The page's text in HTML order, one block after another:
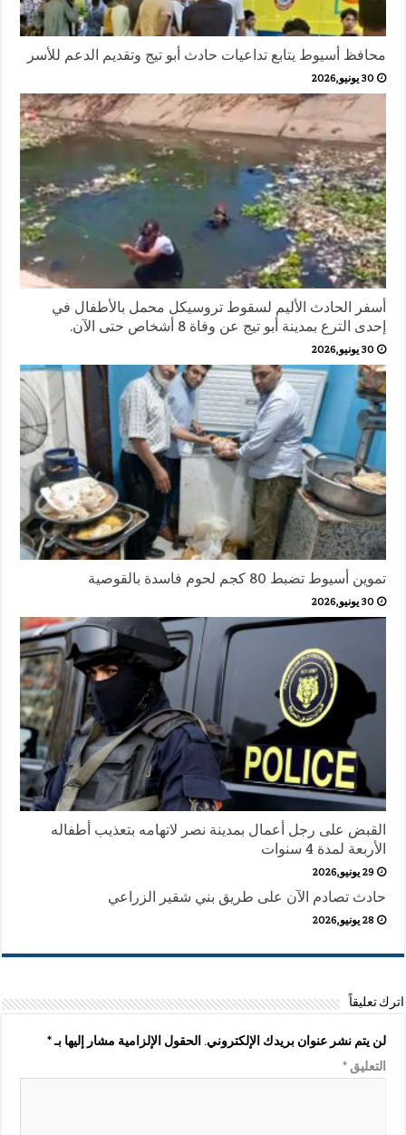
محافظ أسيوط يتابع تداعيات حادث أبو تيج وتقديم الدعم للأسر
30 يونيو,2026
أسفر الحادث الأليم لسقوط تروسيكل محمل بالأطفال في
إحدى الترع بمدينة أبو تيج عن وفاة 8 أشخاص حتى الآن.
30 يونيو,2026
تموين أسيوط تضبط 80 كجم لحوم فاسدة بالقوصية
30 يونيو,2026
القبض على رجل أعمال بمدينة نصر لاتهامه بتعذيب أطفاله
الأربعة لمدة 4 سنوات
29 يونيو,2026
حادث تصادم الآن على طريق بني شقير الزراعي
28 يونيو,2026
اترك تعليقاً
لن يتم نشر عنوان بريدك الإلكتروني. الحقول الإلزامية مشار إليها بـ*
التعليق*